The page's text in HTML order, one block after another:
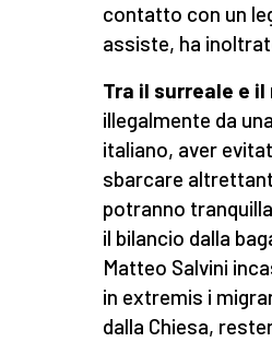
contatto con un
assiste, ha
Tra il surreale e
illegalmente da
italiano, aver
sbarcare
potranno
il bilancio dalla
Matteo Salvini
in extremis i
dalla Chiesa,